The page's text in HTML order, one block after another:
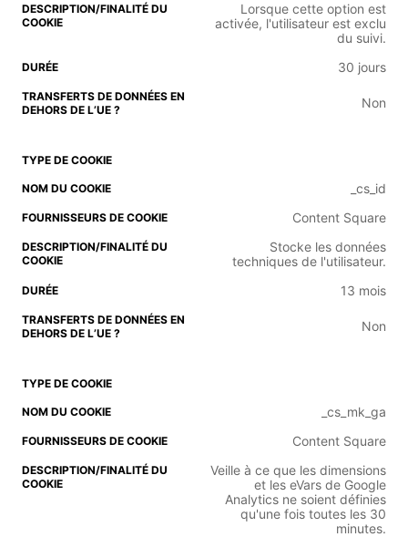
Lorsque cette option est
activée, l'utilisateur est exclu
du suivi.
30 jours
Non
_cs_id
Content Square
Stocke les données
techniques de l'utilisateur.
13 mois
Non
_cs_mk_ga
Content Square
Veille à ce que les dimensions
et les eVars de Google
Analytics ne soient définies
qu'une fois toutes les 30
minutes.